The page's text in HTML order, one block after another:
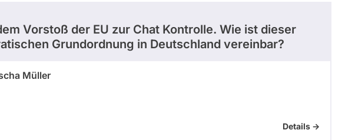
Vorstoß der EU zur Chat Kontrolle. Wie ist dieser
Grundordnung in Deutschland vereinbar?
Müller
Details ->